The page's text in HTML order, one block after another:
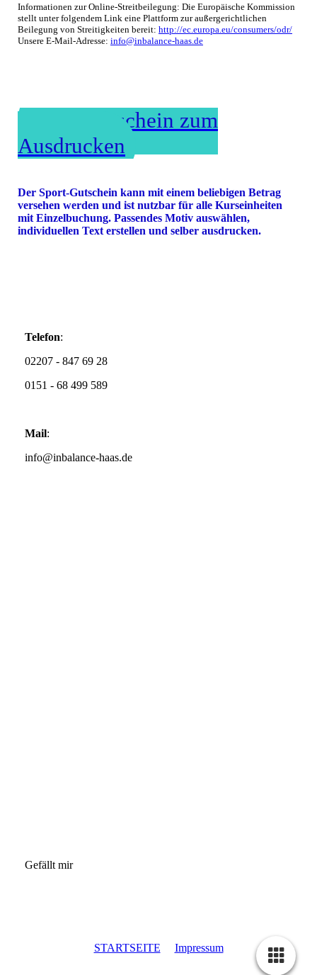
Informationen zur Online-Streitbeilegung: Die Europäische Kommission
stellt unter folgendem Link eine Plattform zur außergerichtlichen
Beilegung von Streitigkeiten bereit: http://ec.europa.eu/consumers/odr/
Unsere E-Mail-Adresse: info@inbalance-haas.de
Sport-Gutschein zum
Ausdrucken
Der Sport-Gutschein kann mit einem beliebigen Betrag
versehen werden und ist nutzbar für alle Kurseinheiten
mit Einzelbuchung. Passendes Motiv auswählen,
individuellen Text erstellen und selber ausdrucken.
Telefon:
02207 - 847 69 28
0151 - 68 499 589
Mail:
info@inbalance-haas.de
Gefällt mir
STARTSEITE Impressum